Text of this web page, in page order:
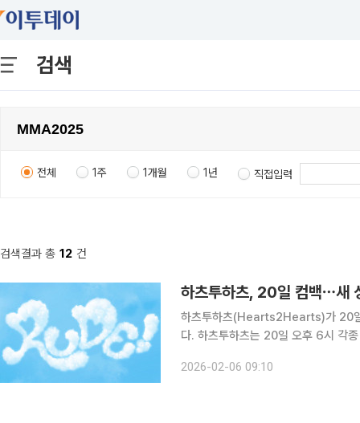
검색
전체 1주 1개월 1년 직접입력
검색결과 총 12 건
하츠투하츠, 20일 컴백⋯새
하츠투하츠(Hearts2Hearts)가 20일
다. 하츠투하츠는 20일 오후 6시 각종 음악 사이트를 통해 싱글 ‘루드!’를 공개, 지난해 10월 첫 미
환적인 분위기의 ‘더 체이스(Th
2026-02-06 09:10